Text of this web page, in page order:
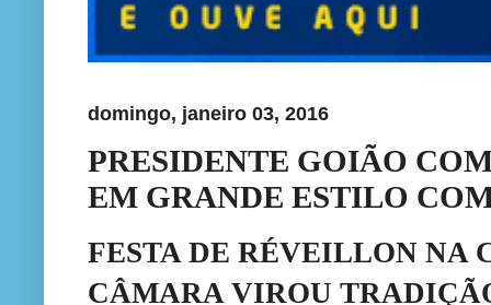
domingo, janeiro 03, 2016
PRESIDENTE GOIÃO
EM GRANDE ESTILO
FESTA DE RÉVEILLON NA
CÂMARA VIROU